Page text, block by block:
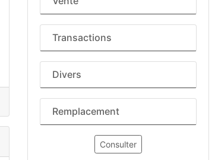
Transactions
Divers
Remplacement
Consulter